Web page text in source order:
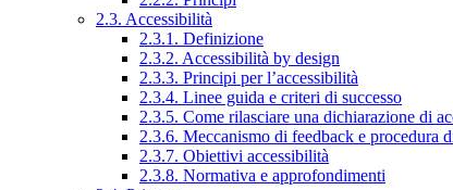
2.3. Accessibilità
2.3.1. Definizione
2.3.2. Accessibilità by design
2.3.3. Principi per l’accessibilità
2.3.4. Linee guida e criteri di successo
2.3.5. Come rilasciare una dichiarazione di
2.3.6. Meccanismo di feedback e procedura
2.3.7. Obiettivi accessibilità
2.3.8. Normativa e approfondimenti